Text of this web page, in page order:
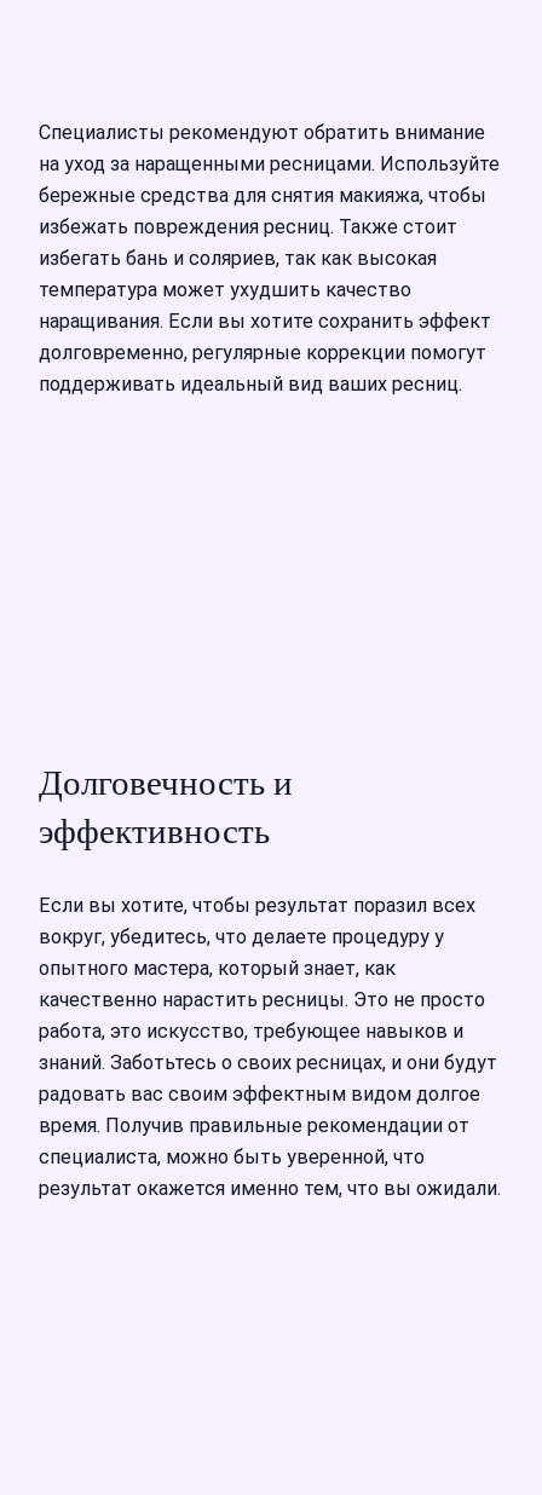
Специалисты рекомендуют обратить внимание
на уход за наращенными ресницами. Используйте
бережные средства для снятия макияжа, чтобы
избежать повреждения ресниц. Также стоит
избегать бань и соляриев, так как высокая
температура может ухудшить качество
наращивания. Если вы хотите сохранить эффект
долговременно, регулярные коррекции помогут
поддерживать идеальный вид ваших ресниц.
Долговечность и
эффективность
Если вы хотите, чтобы результат поразил всех
вокруг, убедитесь, что делаете процедуру у
опытного мастера, который знает, как
качественно нарастить ресницы. Это не просто
работа, это искусство, требующее навыков и
знаний. Заботьтесь о своих ресницах, и они будут
радовать вас своим эффектным видом долгое
время. Получив правильные рекомендации от
специалиста, можно быть уверенной, что
результат окажется именно тем, что вы ожидали.